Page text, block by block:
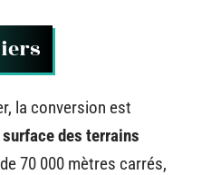
la conversion est
surface des terrains
70 000 mètres carrés,